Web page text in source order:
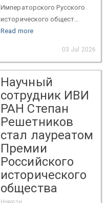
Императорского Русского
исторического общест...
Read more
03 Jul 2026
Научный
сотрудник ИВИ
РАН Степан
Решетников
стал лауреатом
Премии
Российского
исторического
общества
Новости